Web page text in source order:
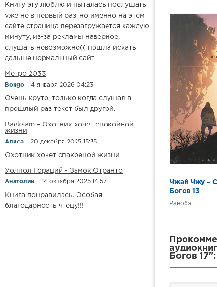
Книгу эту люблю и пыталась послушать
уже не в первый раз, но именно на этом
сайте страница перезагружается каждую
минуту, из-за рекламы наверное,
слушать невозможно(( пошла искать
дальше нормальный сайт
Метро 2033
Bongo 4 января 2026 04:23
Очень круто, только когда слушал в
прошлый раз текст был другой.
Baeksam – Охотник хочет спокойной
жизни
Алиса 20 декабря 2025 15:35
Охотник хочет спакоеной жизни
Уолпол Гораций - Замок Отранто
Анатолий 14 октября 2025 14:57
Книга понравилась. Особая
благодарность чтецу!!!
0510
0511
0512
0513
0514
0515
0516
0517
0518
0519
0521
0522
Чжай Чжу –
Богов 13
Ранобэ
Богов 17":